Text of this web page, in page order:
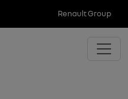
Renault Group